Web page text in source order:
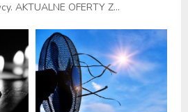
AKTUALNE OFERTY Z...